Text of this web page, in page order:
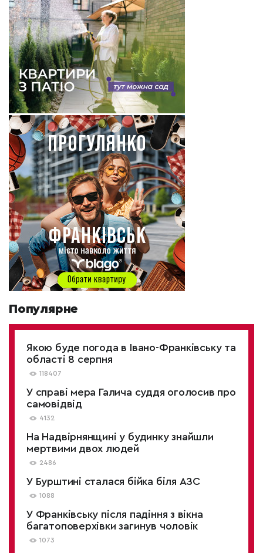
Популярне
Якою буде погода в Івано-Франківську та
області 8 серпня
118407
У справі мера Галича суддя оголосив про
самовідвід
4132
На Надвірнянщині у будинку знайшли
мертвими двох людей
2486
У Бурштині сталася бійка біля АЗС
1088
У Франківську після падіння з вікна
багатоповерхівки загинув чоловік
1073